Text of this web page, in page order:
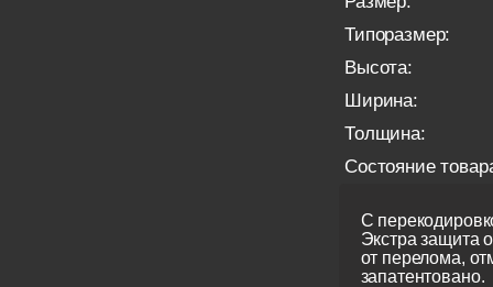
Типоразмер:
Высота:
Ширина:
Толщина:
Состояние
С
Экстра защита
от перелома,
запатентовано.